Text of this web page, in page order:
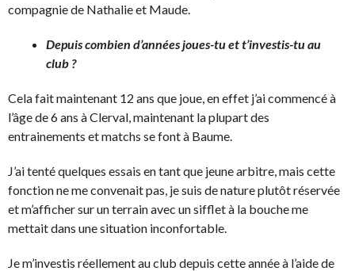
compagnie de Nathalie et Maude.
Depuis combien d’années joues-tu et t’investis-tu au
club ?
Cela fait maintenant 12 ans que joue, en effet j’ai commencé à
l’âge de 6 ans à Clerval, maintenant la plupart des
entrainements et matchs se font à Baume.
J’ai tenté quelques essais en tant que jeune arbitre, mais cette
fonction ne me convenait pas, je suis de nature plutôt réservée
et m’afficher sur un terrain avec un sifflet à la bouche me
mettait dans une situation inconfortable.
Je m’investis réellement au club depuis cette année à l’aide de